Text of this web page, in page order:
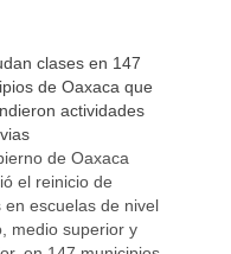
clases en 147
de Oaxaca que
actividades
de Oaxaca
el reinicio de
en escuelas de nivel
medio superior y